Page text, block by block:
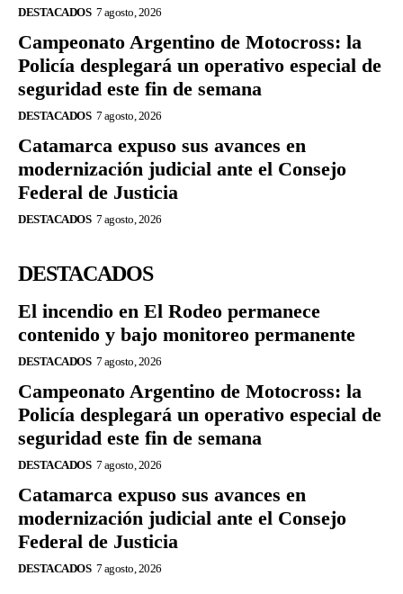
DESTACADOS 7 agosto, 2026
Campeonato Argentino de Motocross: la
Policía desplegará un operativo especial de
seguridad este fin de semana
DESTACADOS 7 agosto, 2026
Catamarca expuso sus avances en
modernización judicial ante el Consejo
Federal de Justicia
DESTACADOS 7 agosto, 2026
DESTACADOS
El incendio en El Rodeo permanece
contenido y bajo monitoreo permanente
DESTACADOS 7 agosto, 2026
Campeonato Argentino de Motocross: la
Policía desplegará un operativo especial de
seguridad este fin de semana
DESTACADOS 7 agosto, 2026
Catamarca expuso sus avances en
modernización judicial ante el Consejo
Federal de Justicia
DESTACADOS 7 agosto, 2026